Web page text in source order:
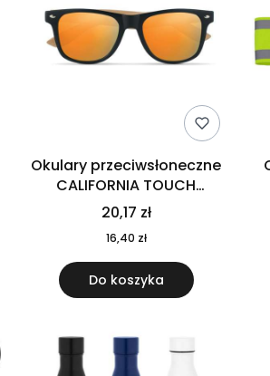
Okulary przeciwsłoneczne
CALIFORNIA TOUCH
MO9617-10
20,17 zł
16,40 zł
Do koszyka